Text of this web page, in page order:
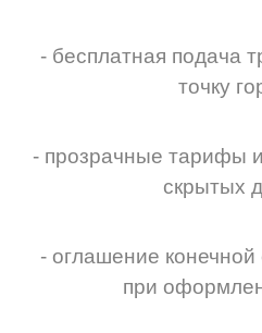
- бесплатная подача
точку
- прозрачные тарифы
скрытых
- оглашение конечной
при